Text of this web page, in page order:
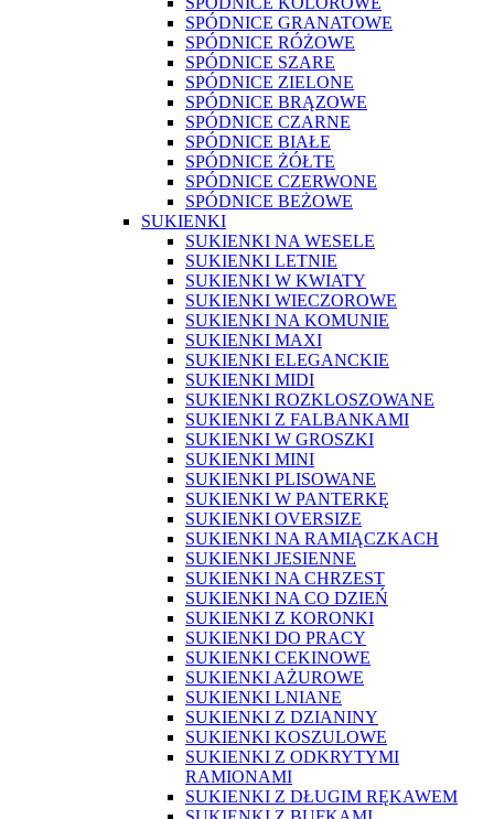
SPÓDNICE GRANATOWE
SPÓDNICE RÓŻOWE
SPÓDNICE SZARE
SPÓDNICE ZIELONE
SPÓDNICE BRĄZOWE
SPÓDNICE CZARNE
SPÓDNICE BIAŁE
SPÓDNICE ŻÓŁTE
SPÓDNICE CZERWONE
SPÓDNICE BEŻOWE
SUKIENKI
SUKIENKI NA WESELE
SUKIENKI LETNIE
SUKIENKI W KWIATY
SUKIENKI WIECZOROWE
SUKIENKI NA KOMUNIE
SUKIENKI MAXI
SUKIENKI ELEGANCKIE
SUKIENKI MIDI
SUKIENKI ROZKLOSZOWANE
SUKIENKI Z FALBANKAMI
SUKIENKI W GROSZKI
SUKIENKI MINI
SUKIENKI PLISOWANE
SUKIENKI W PANTERKĘ
SUKIENKI OVERSIZE
SUKIENKI NA RAMIĄCZKACH
SUKIENKI JESIENNE
SUKIENKI NA CHRZEST
SUKIENKI NA CO DZIEŃ
SUKIENKI Z KORONKI
SUKIENKI DO PRACY
SUKIENKI CEKINOWE
SUKIENKI AŻUROWE
SUKIENKI LNIANE
SUKIENKI Z DZIANINY
SUKIENKI KOSZULOWE
SUKIENKI Z ODKRYTYMI
RAMIONAMI
SUKIENKI Z DŁUGIM RĘKAWEM